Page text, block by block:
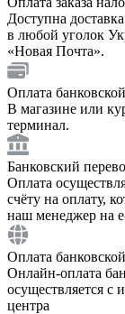
Доступна
в любой уголок
«Новая Почта».
Оплата
В магазине или
терминал.
Банковский
Оплата
счёту на оплату,
наш менеджер на
Оплата
Онлайн-оплата
осуществляется с
центра